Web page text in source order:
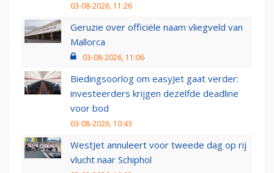
03-08-2026, 11:26
Geruzie over officiële naam vliegveld van
Mallorca
03-08-2026, 11:06
Biedingsoorlog om easyJet gaat verder:
investeerders krijgen dezelfde deadline
voor bod
03-08-2026, 10:43
WestJet annuleert voor tweede dag op rij
vlucht naar Schiphol